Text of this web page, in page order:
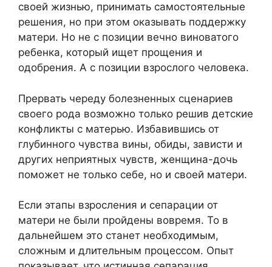
своей жизнью, принимать самостоятельные
решения, но при этом оказывать поддержку
матери. Но не с позиции вечно виноватого
ребенка, который ищет прощения и
одобрения. А с позиции взрослого человека.
Прервать череду болезненных сценариев
своего рода возможно только решив детские
конфликты с матерью. Избавившись от
глубинного чувства вины, обиды, зависти и
других неприятных чувств, женщина-дочь
поможет не только себе, но и своей матери.
Если этапы взросления и сепарации от
матери не были пройдены вовремя. То в
дальнейшем это станет необходимым,
сложным и длительным процессом. Опыт